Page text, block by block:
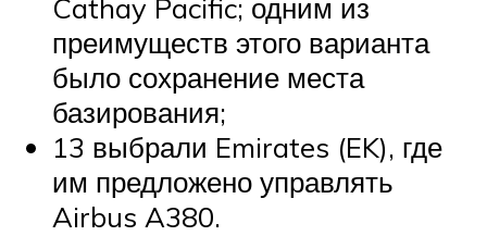
Cathay Pacific; одним из
преимуществ этого варианта
было сохранение места
базирования;
13 выбрали Emirates (EK), где
им предложено управлять
Airbus A380.